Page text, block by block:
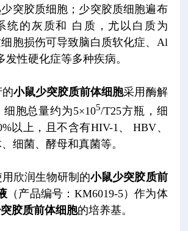
突胶质细胞；少突胶质细胞遍布
统的灰质和 白质，尤以白质为
胞损伤可导致脑白质软化症、Al
发性硬化症等多种疾病。
小鼠少突胶质前体细胞采用酶解
胞总量约为5×105/T25方瓶，细
以上，且不含有HIV-1、 HBV、
细菌、酵母和真菌等。
欣润生物研制的小鼠少突胶质前
（产品编号：KM6019-5）作为体
胶质前体细胞的培养基。